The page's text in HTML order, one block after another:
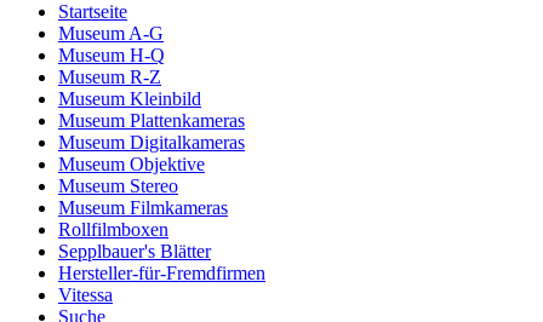
Startseite
Museum A-G
Museum H-Q
Museum R-Z
Museum Kleinbild
Museum Plattenkameras
Museum Digitalkameras
Museum Objektive
Museum Stereo
Museum Filmkameras
Rollfilmboxen
Sepplbauer's Blätter
Hersteller-für-Fremdfirmen
Vitessa
Suche